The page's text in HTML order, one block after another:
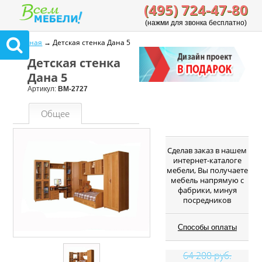
(495) 724-47-80
(нажми для звонка бесплатно)
Главная → Детская стенка Дана 5
Детская стенка
Дана 5
Артикул: ВМ-2727
Общее
Cделав заказ в нашем
интернет-каталоге
мебели, Вы получаете
мебель напрямую с
фабрики, минуя
посредников
Способы оплаты
64 200 руб.